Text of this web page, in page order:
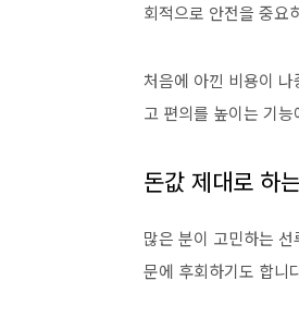
회적으로 안전을 중요
처음에 아낀 비용이
고 편의를 높이는 기
돈값 제대로 하
많은 분이 고민하는
문에 후회하기도 합니